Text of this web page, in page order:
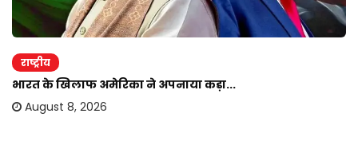
राष्ट्रीय
भारत के खिलाफ अमेरिका ने अपनाया कड़ा...
August 8, 2026